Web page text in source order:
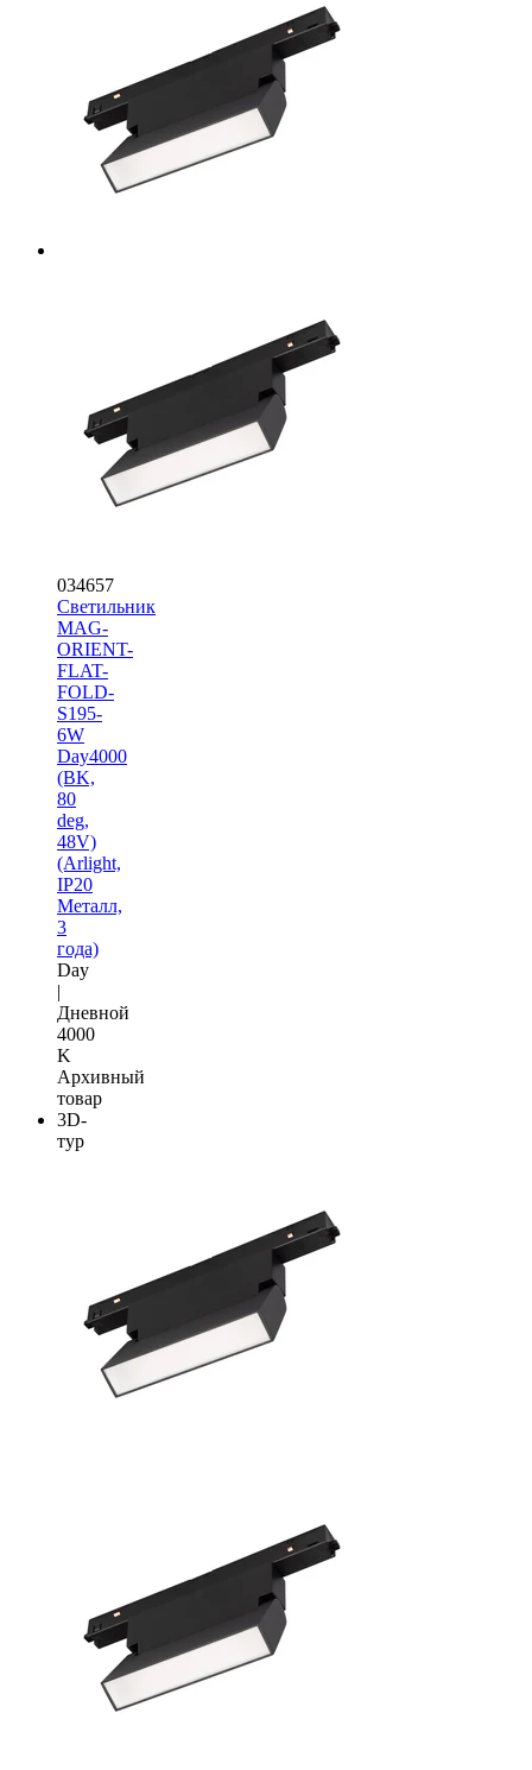
034657
Светильник
MAG-
ORIENT-
FLAT-
FOLD-
S195-
6W
Day4000
(BK,
80
deg,
48V)
(Arlight,
IP20
Металл,
3
года)
Day
|
Дневной
4000
K
Архивный
товар
3D-
тур